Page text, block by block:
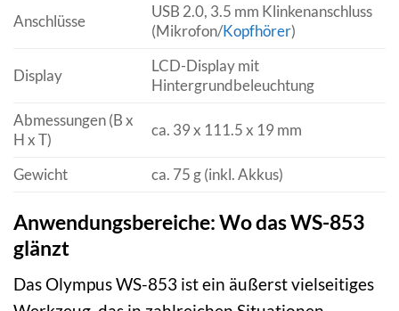
Anschlüsse
USB 2.0, 3.5 mm Klinkenanschluss
(Mikrofon/Kopfhörer)
Display
LCD-Display mit
Hintergrundbeleuchtung
Abmessungen (B x
H x T)
ca. 39 x 111.5 x 19 mm
Gewicht ca. 75 g (inkl. Akkus)
Anwendungsbereiche: Wo das WS-853
glänzt
Das Olympus WS-853 ist ein äußerst vielseitiges